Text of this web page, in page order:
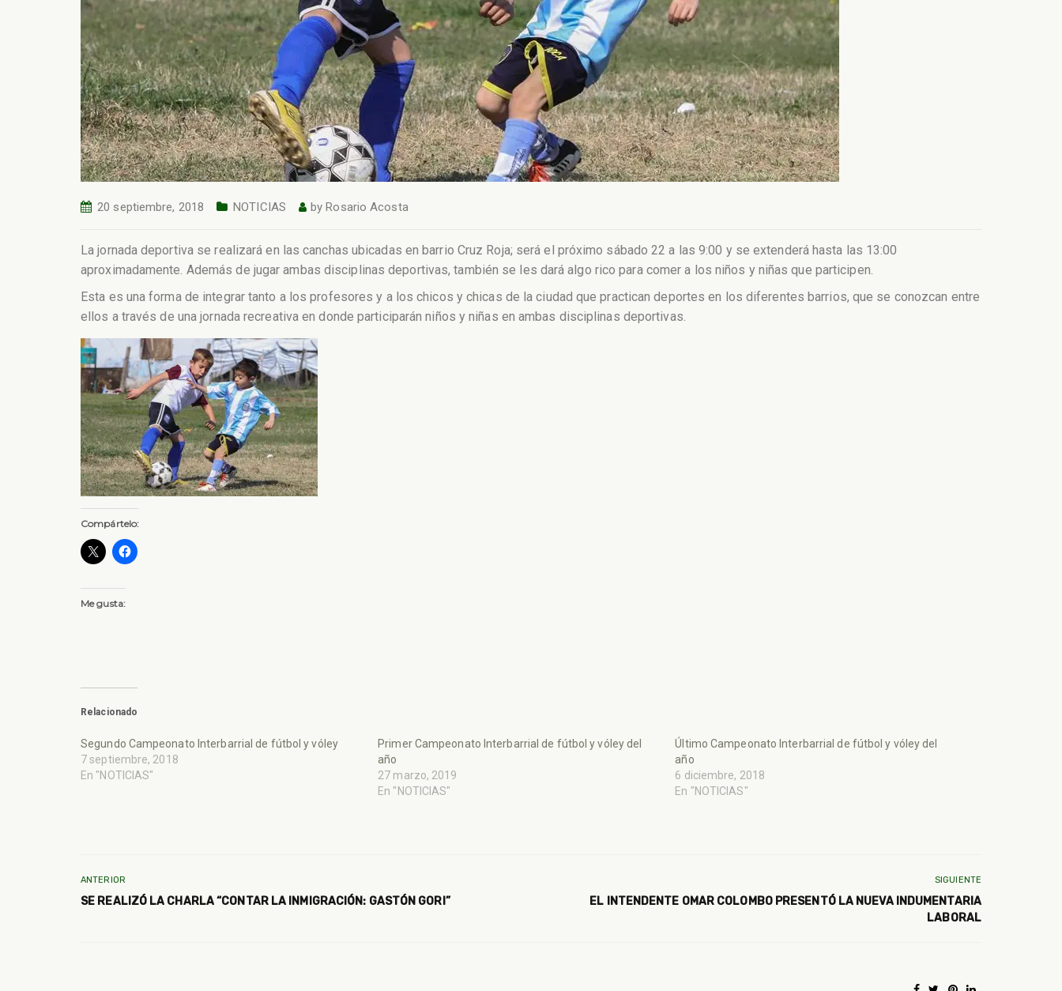
20 septiembre, 2018 NOTICIAS byRosario Acosta
La jornada deportiva se realizará en las canchas ubicadas en barrio Cruz Roja; será el próximo sábado 22 a las 9:00 y se extenderá hasta las 13:00
aproximadamente. Además de jugar ambas disciplinas deportivas, también se les dará algo rico para comer a los niños y niñas que participen.
Esta es una forma de integrar tanto a los profesores y a los chicos y chicas de la ciudad que practican deportes en los diferentes barrios, que se conozcan entre
ellos a través de una jornada recreativa en donde participarán niños y niñas en ambas disciplinas deportivas.
Compártelo:
Me gusta:
Relacionado
Segundo Campeonato Interbarrial de fútbol y vóley
7 septiembre, 2018
En "NOTICIAS"
Primer Campeonato Interbarrial de fútbol y vóley del
año
27 marzo, 2019
En "NOTICIAS"
Último Campeonato Interbarrial de fútbol y vóley del
año
6 diciembre, 2018
En "NOTICIAS"
ANTERIOR
SE REALIZÓ LA CHARLA “CONTAR LA INMIGRACIÓN: GASTÓN GORI”
SIGUIENTE
EL INTENDENTE OMAR COLOMBO PRESENTÓ LA NUEVA INDUMENTARIA
LABORAL